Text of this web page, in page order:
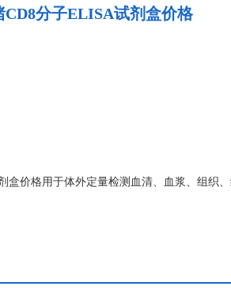
CD8分子ELISA试剂盒价格
盒价格用于体外定量检测血清、血浆、组织